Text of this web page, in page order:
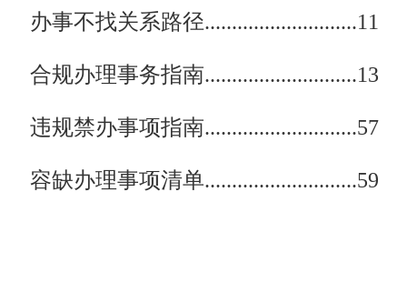
办事不找关系路径............................11
合规办理事务指南............................13
违规禁办事项指南............................57
容缺办理事项清单............................59